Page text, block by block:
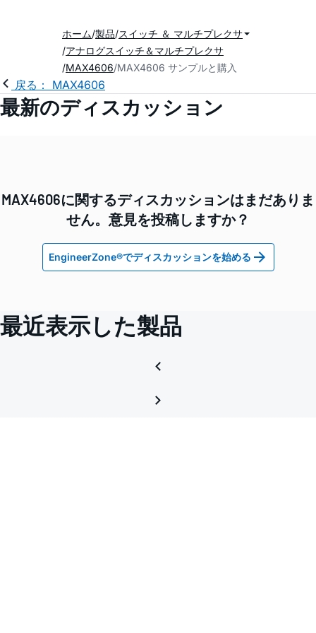
ホーム 製品 スイッチ ＆ マルチプレクサ
アナログスイッチ＆マルチプレクサ
MAX4606 MAX4606 サンプルと購入
戻る： MAX4606
最新のディスカッション
MAX4606に関するディスカッションはまだありま
せん。意見を投稿しますか？
EngineerZone®でディスカッションを始める
最近表示した製品